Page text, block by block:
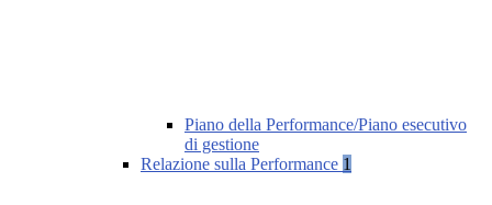
Piano della Performance/Piano esecutivo
di gestione
Relazione sulla Performance 1